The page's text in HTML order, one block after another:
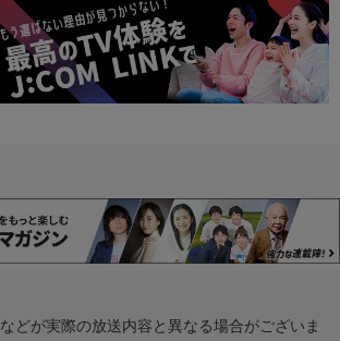
どが実際の放送内容と異なる場合がございま